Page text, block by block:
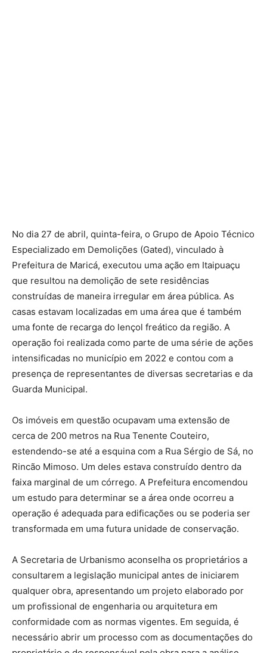
No dia 27 de abril, quinta-feira, o Grupo de Apoio Técnico
Especializado em Demolições (Gated), vinculado à
Prefeitura de Maricá, executou uma ação em Itaipuaçu
que resultou na demolição de sete residências
construídas de maneira irregular em área pública. As
casas estavam localizadas em uma área que é também
uma fonte de recarga do lençol freático da região. A
operação foi realizada como parte de uma série de ações
intensificadas no município em 2022 e contou com a
presença de representantes de diversas secretarias e da
Guarda Municipal.
Os imóveis em questão ocupavam uma extensão de
cerca de 200 metros na Rua Tenente Couteiro,
estendendo-se até a esquina com a Rua Sérgio de Sá, no
Rincão Mimoso. Um deles estava construído dentro da
faixa marginal de um córrego. A Prefeitura encomendou
um estudo para determinar se a área onde ocorreu a
operação é adequada para edificações ou se poderia ser
transformada em uma futura unidade de conservação.
A Secretaria de Urbanismo aconselha os proprietários a
consultarem a legislação municipal antes de iniciarem
qualquer obra, apresentando um projeto elaborado por
um profissional de engenharia ou arquitetura em
conformidade com as normas vigentes. Em seguida, é
necessário abrir um processo com as documentações do